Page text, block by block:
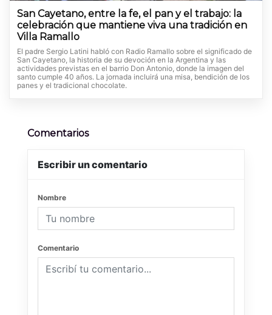
San Cayetano, entre la fe, el pan y el trabajo: la
celebración que mantiene viva una tradición en
Villa Ramallo
El padre Sergio Latini habló con Radio Ramallo sobre el significado de
San Cayetano, la historia de su devoción en la Argentina y las
actividades previstas en el barrio Don Antonio, donde la imagen del
santo cumple 40 años. La jornada incluirá una misa, bendición de los
panes y el tradicional chocolate.
Comentarios
Escribir un comentario
Nombre
Comentario